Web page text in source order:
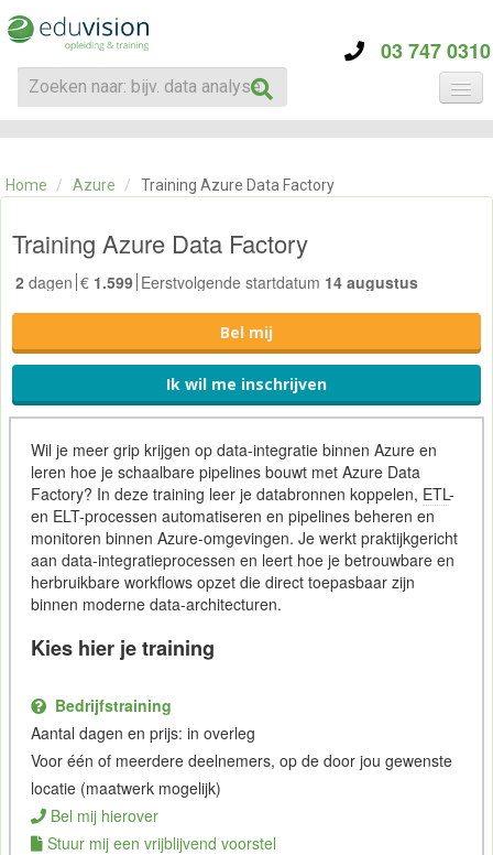
03 747 0310
CATEGORIE
OVER ONS
SKILLS ALCHEMIST
Home / Azure / Training Azure Data Factory
Training Azure Data Factory
2 dagen € 1.599 Eerstvolgende startdatum 14 augustus
Bel mij
Ik wil me inschrijven
Wil je meer grip krijgen op data-integratie binnen Azure en
leren hoe je schaalbare pipelines bouwt met Azure Data
Factory? In deze training leer je databronnen koppelen, ETL-
en ELT-processen automatiseren en pipelines beheren en
monitoren binnen Azure-omgevingen. Je werkt praktijkgericht
aan data-integratieprocessen en leert hoe je betrouwbare en
herbruikbare workflows opzet die direct toepasbaar zijn
binnen moderne data-architecturen.
Kies hier je training
Bedrijfstraining
Aantal dagen en prijs: in overleg
Voor één of meerdere deelnemers, op de door jou gewenste
locatie (maatwerk mogelijk)
Bel mij hierover
Stuur mij een vrijblijvend voorstel